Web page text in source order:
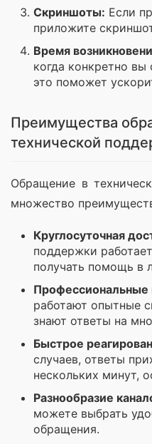
Скриншоты: Если
приложите
Время
когда конкретно вы
это поможет
Преимущества
технической
Обращение в
множество
Круглосуточная
поддержки
получать помощь в
Профессиональные
работают опытные
знают ответы на
Быстрое
случаев, ответы
нескольких минут,
Разнообразие
можете выбрать
обращения.